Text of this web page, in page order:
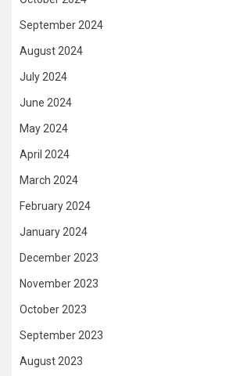
September 2024
August 2024
July 2024
June 2024
May 2024
April 2024
March 2024
February 2024
January 2024
December 2023
November 2023
October 2023
September 2023
August 2023